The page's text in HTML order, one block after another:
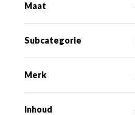
Maat
Subcategorie
Merk
Inhoud